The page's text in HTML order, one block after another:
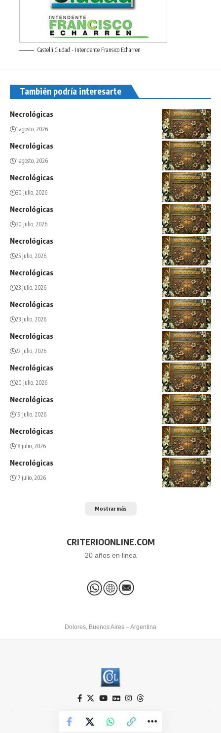
Castelli Ciudad - Intendente Fransico Echarren
También podría interesarte
Necrológicas
1 agosto, 2026
Necrológicas
1 agosto, 2026
Necrológicas
30 julio, 2026
Necrológicas
30 julio, 2026
Necrológicas
25 julio, 2026
Necrológicas
23 julio, 2026
Necrológicas
23 julio, 2026
Necrológicas
22 julio, 2026
Necrológicas
20 julio, 2026
Necrológicas
19 julio, 2026
Necrológicas
18 julio, 2026
Necrológicas
17 julio, 2026
Mostrar más
CRITERIOONLINE.COM
20 años en linea
Dolores, Buenos Aires – Argentina
Criterio Online © 2026